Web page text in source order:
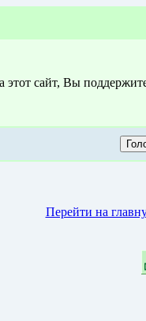
этот сайт, Вы
Перейти на